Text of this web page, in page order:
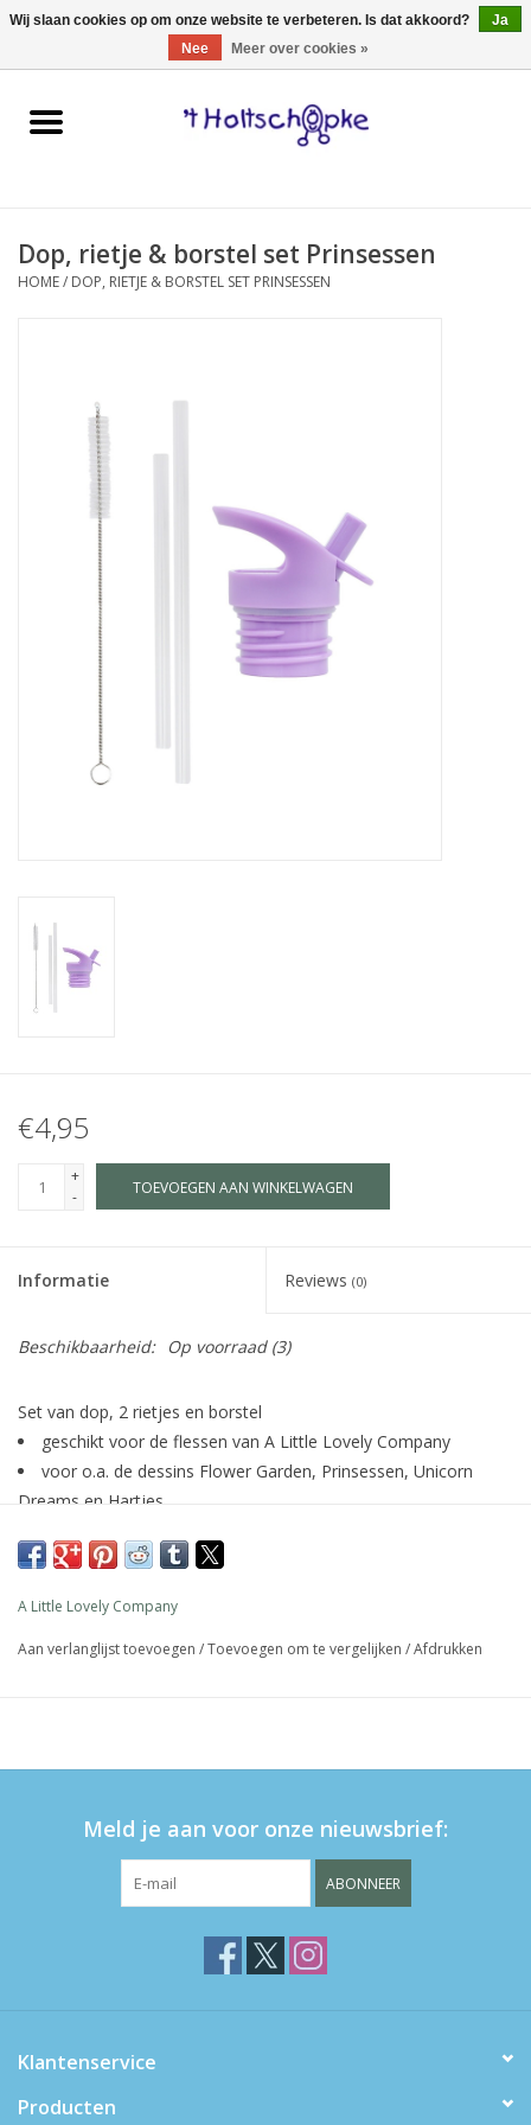
0 Artikelen - €0,00
Home
spellen
hebbedingen
kinderkamer
eten & drinken
Dop, rietje & borstel set Prinsessen
HOME/ DOP, RIETJE & BORSTEL SET PRINSESSEN
€4,95
+
-
TOEVOEGEN AAN WINKELWAGEN
Informatie Reviews (0)
Beschikbaarheid: Op voorraad(3)
Set van dop, 2 rietjes en borstel
geschikt voor de flessen van A Little Lovely Company
voor o.a. de dessins Flower Garden, Prinsessen, Unicorn
Dreams en Hartjes
A Little Lovely Company
Aan verlanglijst toevoegen /Toevoegen om te vergelijken /Afdrukken
Meld je aan voor onze nieuwsbrief:
ABONNEER
Klantenservice
Producten
Wij slaan cookies op om onze website te verbeteren. Is dat akkoord?
Ja
Nee
Meer over cookies »